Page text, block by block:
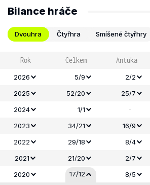
Bilance hráče
Dvouhra Čtyřhra Smíšené čtyřhry
Rok Celkem Antuka
2026 5/9 2/2
2025
52/20 25/7
2024
1/1 -
2023
34/21 16/9
2022
29/18 8/4
2021
21/20 2/7
2020
17/12 8/5